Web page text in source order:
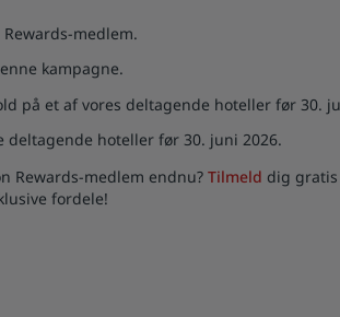
Rewards-medlem.
kampagne.
på et af vores deltagende hoteller før 30.
deltagende hoteller før 30. juni 2026.
Rewards-medlem endnu? Tilmeld dig
fordele!